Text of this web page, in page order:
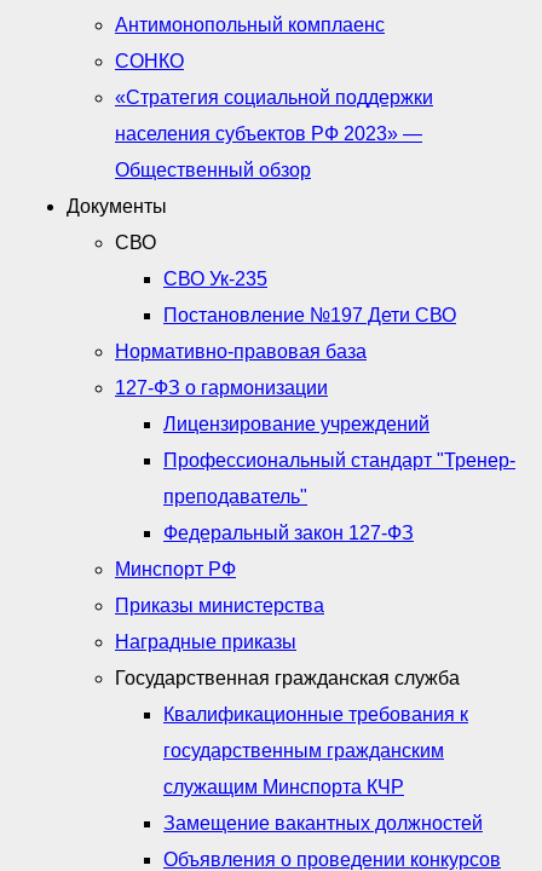
Антимонопольный комплаенс
СОНКО
«Стратегия социальной поддержки
населения субъектов РФ 2023» —
Общественный обзор
Документы
СВО
СВО Ук-235
Постановление №197 Дети СВО
Нормативно-правовая база
127-ФЗ о гармонизации
Лицензирование учреждений
Профессиональный стандарт "Тренер-
преподаватель"
Федеральный закон 127-ФЗ
Минспорт РФ
Приказы министерства
Наградные приказы
Государственная гражданская служба
Квалификационные требования к
государственным гражданским
служащим Минспорта КЧР
Замещение вакантных должностей
Объявления о проведении конкурсов